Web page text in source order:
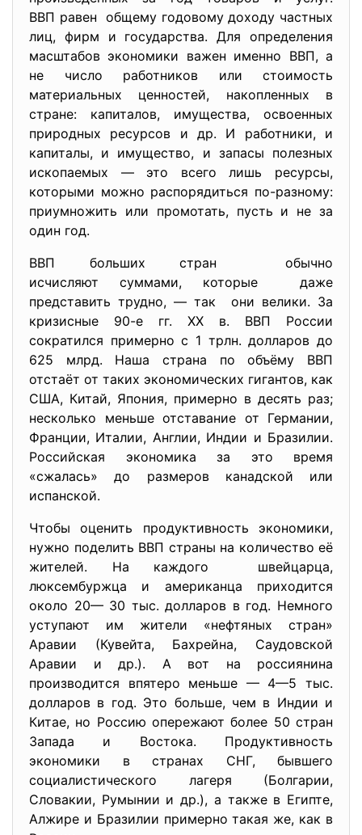
ВВП равен общему годовому доходу частных
лиц, фирм и государства. Для определения
масштабов экономики важен именно ВВП, а
не число работников или стоимость
материальных ценностей, накопленных в
стране: капиталов, имущества, освоенных
природных ресурсов и др. И работники, и
капиталы, и имущество, и запасы полезных
ископаемых — это всего лишь ресурсы,
которыми можно распорядиться по-разному:
приумножить или промотать, пусть и не за
один год.
ВВП больших стран обычно
исчисляют суммами, которые даже
представить трудно, — так они велики. За
кризисные 90-е гг. XX в. ВВП России
сократился примерно с 1 трлн. долларов до
625 млрд. Наша страна по объёму ВВП
отстаёт от таких экономических гигантов, как
США, Китай, Япония, примерно в десять раз;
несколько меньше отставание от Германии,
Франции, Италии, Англии, Индии и Бразилии.
Российская экономика за это время
«сжалась» до размеров канадской или
испанской.
Чтобы оценить продуктивность экономики,
нужно поделить ВВП страны на количество её
жителей. На каждого швейцарца,
люксембуржца и американца приходится
около 20— 30 тыс. долларов в год. Немного
уступают им жители «нефтяных стран»
Аравии (Кувейта, Бахрейна, Саудовской
Аравии и др.). А вот на россиянина
производится впятеро меньше — 4—5 тыс.
долларов в год. Это больше, чем в Индии и
Китае, но Россию опережают более 50 стран
Запада и Востока. Продуктивность
экономики в странах СНГ, бывшего
социалистического лагеря (Болгарии,
Словакии, Румынии и др.), а также в Египте,
Алжире и Бразилии примерно такая же, как в